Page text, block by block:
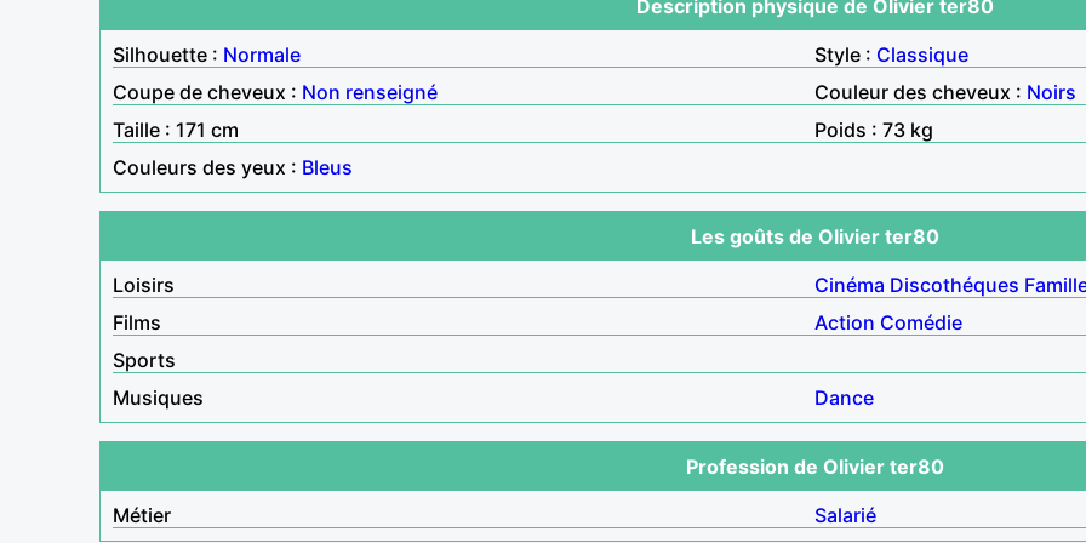
Description physique de Olivier ter80
Silhouette : Normale Style : Classique
Coupe de cheveux : Non renseigné Couleur des cheveux : Noirs
Taille : 171 cm
Poids : 73 kg
Couleurs des yeux : Bleus
Les goûts de Olivier ter80
Loisirs
Cinéma Discothéques
Films
Action Comédie
Sports
Musiques
Dance
Profession de Olivier ter80
Métier
Salarié